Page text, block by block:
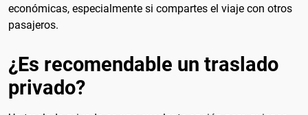
económicas, especialmente si compartes el viaje con otros
pasajeros.
¿Es recomendable un traslado
privado?